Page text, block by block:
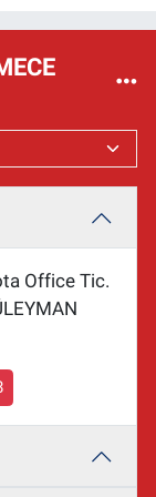
Office Tic.